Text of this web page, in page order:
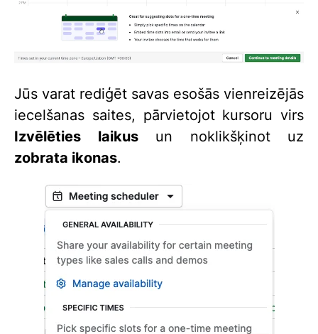
Jūs varat rediģēt savas esošās vienreizējās
iecelšanas saites, pārvietojot kursoru virs
Izvēlēties laikusun noklikšķinot uz
zobrata ikonas.